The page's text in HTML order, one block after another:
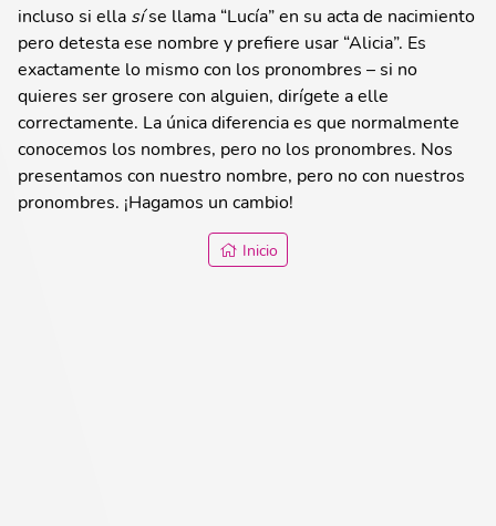
incluso si ella síse llama “Lucía” en su acta de nacimiento
pero detesta ese nombre y prefiere usar “Alicia”. Es
exactamente lo mismo con los pronombres – si no
quieres ser grosere con alguien, dirígete a elle
correctamente. La única diferencia es que normalmente
conocemos los nombres, pero no los pronombres. Nos
presentamos con nuestro nombre, pero no con nuestros
pronombres. ¡Hagamos un cambio!
Inicio